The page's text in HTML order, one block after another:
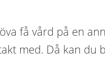
få vård på en
med. Då kan du